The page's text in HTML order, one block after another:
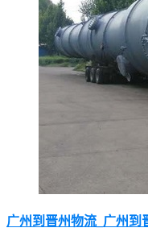
广州到晋州物流_广州到